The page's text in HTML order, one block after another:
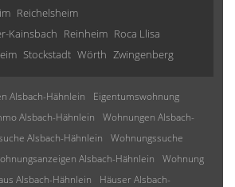
Reichelsheim
Kainsbach Reinheim Roca Llisa
Stockstadt Wörth Zwingenberg
Alsbach-Hähnlein
Eigentumswohnung
Alsbach-Hähnlein
Wohnungen Alsbach-
Alsbach-Hähnlein
Wohnungssuche
Alsbach-Hähnlein
Wohnung
Alsbach-Hähnlein
Häuser Alsbach-